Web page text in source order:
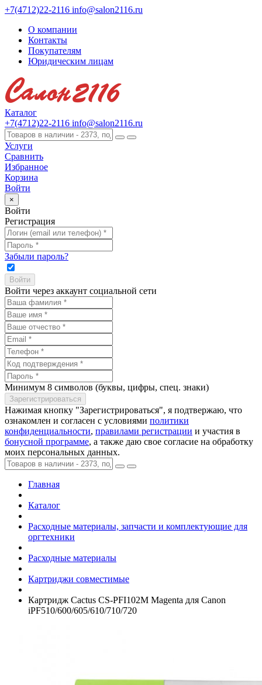
+7(4712)22-2116 info@salon2116.ru
О компании
Контакты
Покупателям
Юридическим лицам
Каталог
+7(4712)22-2116 info@salon2116.ru
Услуги
Сравнить
Избранное
Корзина
Войти
×
Войти
Регистрация
Забыли пароль?
Войти через аккаунт социальной сети
Минимум 8 символов (буквы, цифры, спец. знаки)
Нажимая кнопку "Зарегистрироваться", я подтвержаю, что
ознакомлен и согласен с условиями политики
конфиденциальности, правилами регистрации и участия в
бонусной программе, а также даю свое согласие на обработку
моих персональных данных.
Главная
Каталог
Расходные материалы, запчасти и комплектующие для
оргтехники
Расходные материалы
Картриджи совместимые
Картридж Cactus CS-PFI102M Magenta для Canon
iPF510/­600/­605/­610/­710/­720